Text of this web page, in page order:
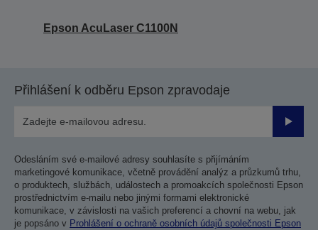
Epson AcuLaser C1100N
Přihlášení k odběru Epson zpravodaje
Odesláním své e-mailové adresy souhlasíte s přijímáním
marketingové komunikace, včetně provádění analýz a průzkumů trhu,
o produktech, službách, událostech a promoakcích společnosti Epson
prostřednictvím e-mailu nebo jinými formami elektronické
komunikace, v závislosti na vašich preferencí a chovní na webu, jak
je popsáno v Prohlášení o ochraně osobních údajů společnosti Epson